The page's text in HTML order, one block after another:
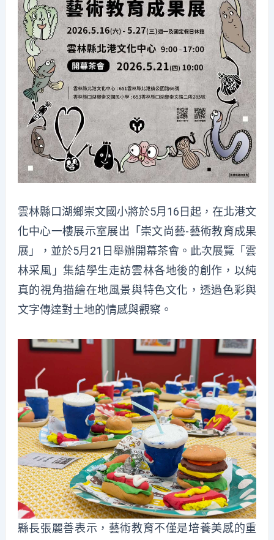
雲林縣口湖鄉崇文國小將於5月16日起，在北港文
化中心一樓展示室展出「崇文尚藝-藝術教育成果
展」，並於5月21日舉辦開幕茶會。此次展覽「雲
林采風」集結學生走訪雲林各地後的創作，以純
真的視角描繪在地風景與特色文化，透過色彩與
文字傳達對土地的情感與觀察。
縣長張麗善表示，藝術教育不僅是培養美感的重